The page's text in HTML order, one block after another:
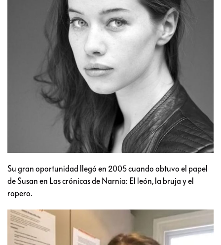
Su gran oportunidad llegó en 2005 cuando obtuvo el papel
de Susan en Las crónicas de Narnia: El león, la bruja y el
ropero.